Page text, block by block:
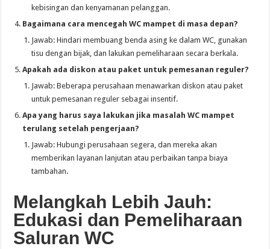
kebisingan dan kenyamanan pelanggan.
Bagaimana cara mencegah WC mampet di masa depan?
Jawab: Hindari membuang benda asing ke dalam WC, gunakan
tisu dengan bijak, dan lakukan pemeliharaan secara berkala.
Apakah ada diskon atau paket untuk pemesanan reguler?
Jawab: Beberapa perusahaan menawarkan diskon atau paket
untuk pemesanan reguler sebagai insentif.
Apa yang harus saya lakukan jika masalah WC mampet
terulang setelah pengerjaan?
Jawab: Hubungi perusahaan segera, dan mereka akan
memberikan layanan lanjutan atau perbaikan tanpa biaya
tambahan.
Melangkah Lebih Jauh:
Edukasi dan Pemeliharaan
Saluran WC